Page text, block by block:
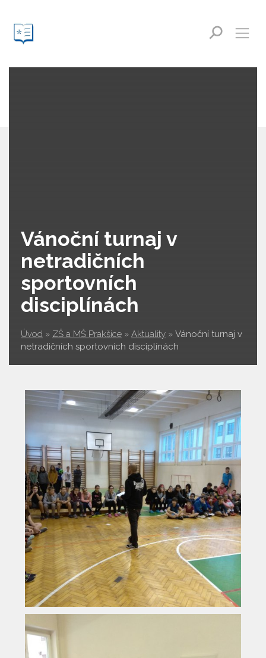
Vánoční turnaj v
netradičních
sportovních
disciplínách
Úvod » ZŠ a MŠ Prakšice » Aktuality » Vánoční turnaj v
netradičních sportovních disciplínách